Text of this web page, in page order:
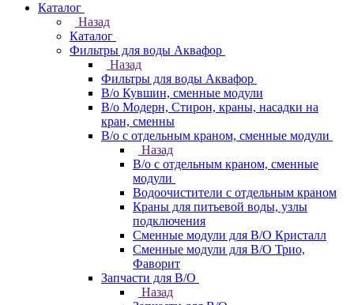
Каталог
Назад
Каталог
Фильтры для воды Аквафор
Назад
Фильтры для воды Аквафор
В/о Кувшин, сменные модули
В/о Модерн, Стирон, краны, насадки на
кран, сменны
В/о с отдельным краном, сменные модули
Назад
В/о с отдельным краном, сменные
модули
Водоочистители с отдельным краном
Краны для питьевой воды, узлы
подключения
Сменные модули для В/О Кристалл
Сменные модули для В/О Трио,
Фаворит
Запчасти для В/О
Назад